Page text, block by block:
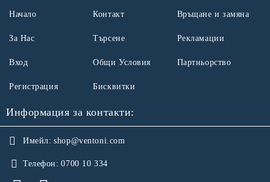
Начало
За Нас
Вход
Регистрация
Контакт
Търсене
Общи Условия
Бисквитки
Връщане и замяна
Рекламации
Партньорство
Информация за контакти:
Имейл: shop@ventoni.com
Телефон: 0700 10 334